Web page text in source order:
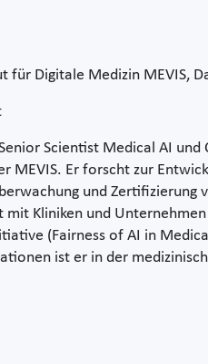
für Digitale Medizin MEVIS,
Scientist Medical AI
MEVIS. Er forscht zur
und Zertifizierung
mit Kliniken und
(Fairness of AI in
ist er in der